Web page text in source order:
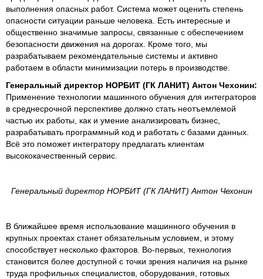
выполнения опасных работ. Система может оценить степень
опасности ситуации раньше человека. Есть интересные и
общественно значимые запросы, связанные с обеспечением
безопасности движения на дорогах. Кроме того, мы
разрабатываем рекомендательные системы и активно
работаем в области минимизации потерь в производстве.
Генеральный директор НОРБИТ (ГК ЛАНИТ) Антон Чехонин:
Применение технологии машинного обучения для интеграторов
в среднесрочной перспективе должно стать неотъемлемой
частью их работы, как и умение анализировать бизнес,
разрабатывать программный код и работать с базами данных.
Всё это поможет интегратору предлагать клиентам
высококачественный сервис.
Генеральный директор НОРБИТ (ГК ЛАНИТ) Антон Чехонин
В ближайшее время использование машинного обучения в
крупных проектах станет обязательным условием, и этому
способствует несколько факторов. Во-первых, технология
становится более доступной с точки зрения наличия на рынке
труда профильных специалистов, оборудования, готовых